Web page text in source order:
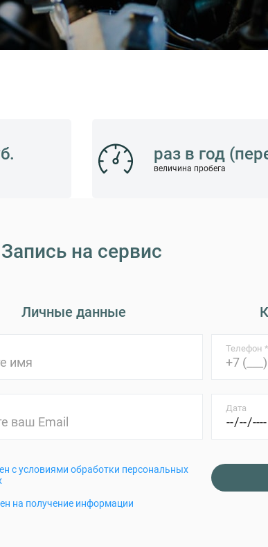
раз в год
величина пробега
Запись на сервис
Личные данные
с условиями обработки персональных
на получение информации
Телефон *
Дата